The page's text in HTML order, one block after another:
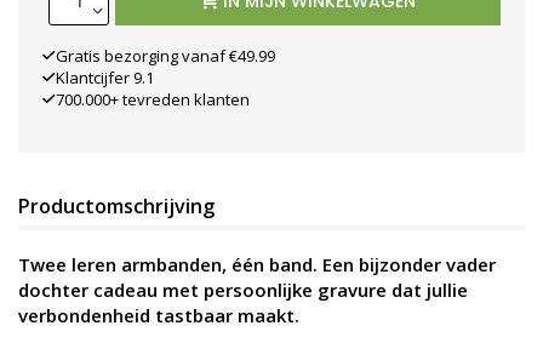
Gratis bezorging vanaf €49.99
Klantcijfer 9.1
700.000+ tevreden klanten
Productomschrijving
Twee leren armbanden, één band. Een bijzonder vader
dochter cadeau met persoonlijke gravure dat jullie
verbondenheid tastbaar maakt.